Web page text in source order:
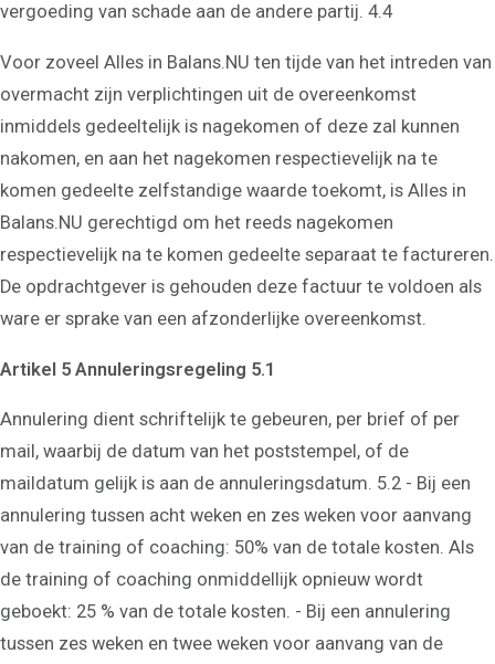
vergoeding van schade aan de andere partij. 4.4
Voor zoveel Alles in Balans.NU ten tijde van het intreden van
overmacht zijn verplichtingen uit de overeenkomst
inmiddels gedeeltelijk is nagekomen of deze zal kunnen
nakomen, en aan het nagekomen respectievelijk na te
komen gedeelte zelfstandige waarde toekomt, is Alles in
Balans.NU gerechtigd om het reeds nagekomen
respectievelijk na te komen gedeelte separaat te factureren.
De opdrachtgever is gehouden deze factuur te voldoen als
ware er sprake van een afzonderlijke overeenkomst.
Artikel 5 Annuleringsregeling 5.1
Annulering dient schriftelijk te gebeuren, per brief of per
mail, waarbij de datum van het poststempel, of de
maildatum gelijk is aan de annuleringsdatum. 5.2 - Bij een
annulering tussen acht weken en zes weken voor aanvang
van de training of coaching: 50% van de totale kosten. Als
de training of coaching onmiddellijk opnieuw wordt
geboekt: 25 % van de totale kosten. - Bij een annulering
tussen zes weken en twee weken voor aanvang van de